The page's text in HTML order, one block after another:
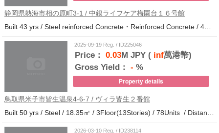
静岡県熱海市相の原町3-1 / 中銀ライフケア梅園台１６号館
Built 43 yrs / Steel reinforced Concrete・Reinforced Concrete / 44.37㎡ / 14Floor(14Stories) / 294Units / Distance from the station.25
2025-09-19 Reg. / ID225046
Price： 0.03M JPY (inf萬港幣)
Gross Yield： - %
Property details
鳥取県米子市皆生温泉4-6-7 / ヴィラ皆生２番館
Built 50 yrs / Steel / 18.35㎡ / 3Floor(13Stories) / 78Units / Distance from the station.
2026-03-10 Reg. / ID238114